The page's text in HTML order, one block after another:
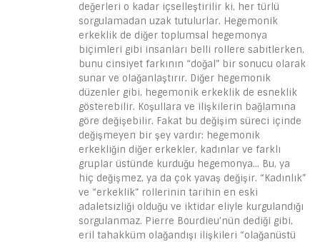
değerleri o kadar içselleştirilir ki, her türlü
sorgulamadan uzak tutulurlar. Hegemonik
erkeklik de diğer toplumsal hegemonya
biçimleri gibi insanları belli rollere sabitlerken,
bunu cinsiyet farkının “doğal” bir sonucu olarak
sunar ve olağanlaştırır. Diğer hegemonik
düzenler gibi, hegemonik erkeklik de esneklik
gösterebilir. Koşullara ve ilişkilerin bağlamına
göre değişebilir. Fakat bu değişim süreci içinde
değişmeyen bir şey vardır: hegemonik
erkekliğin diğer erkekler, kadınlar ve farklı
gruplar üstünde kurduğu hegemonya… Bu, ya
hiç değişmez, ya da çok yavaş değişir. “Kadınlık”
ve “erkeklik” rollerinin tarihin en eski
adaletsizliği olduğu ve iktidar eliyle kurgulandığı
sorgulanmaz. Pierre Bourdieu’nün dediği gibi,
eril tahakküm olağandışı ilişkileri “olağanüstü